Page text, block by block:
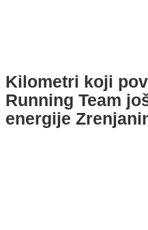
Kilometri koji
Running Team
energije